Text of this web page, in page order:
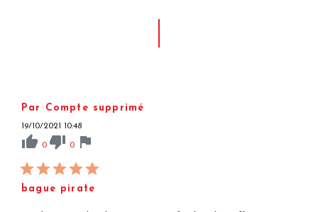
Par Compte supprimé
19/10/2021 10:48
thumb_up 0 thumb_down 0 flag
bague pirate